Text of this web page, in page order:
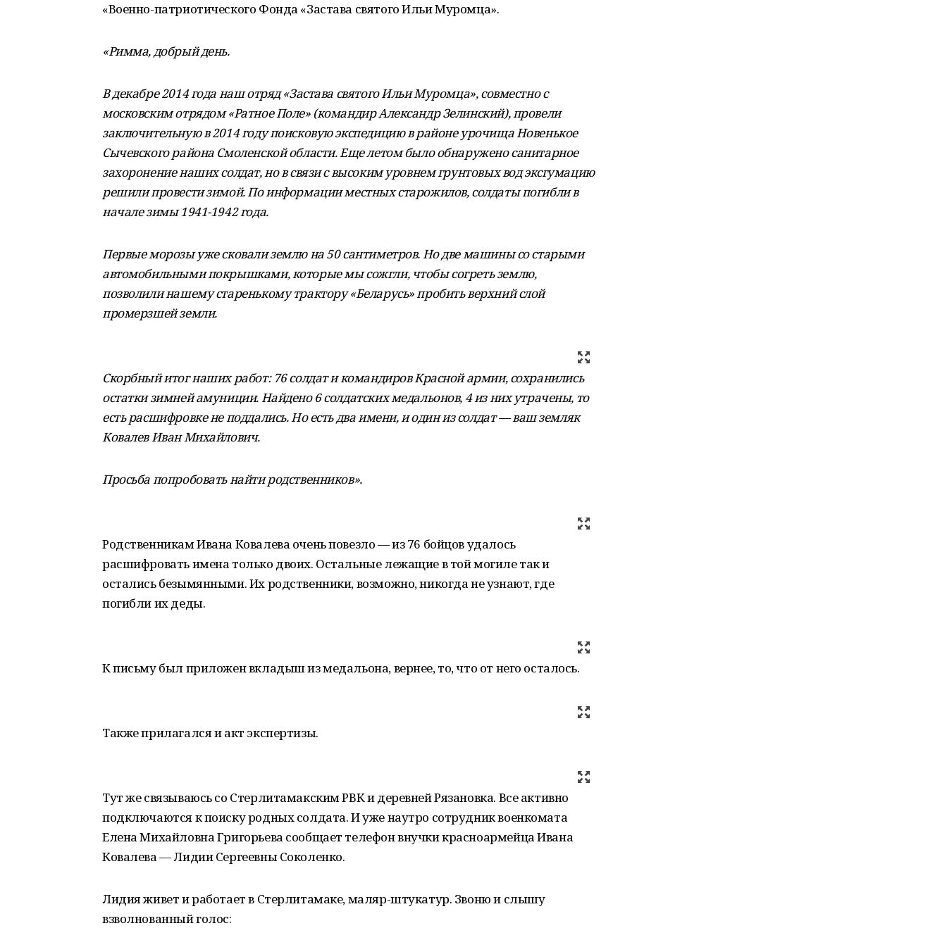
«Военно-патриотического Фонда «Застава святого Ильи Муромца».
«Римма, добрый день.
В декабре 2014 года наш отряд «Застава святого Ильи Муромца», совместно с
московским отрядом «Ратное Поле» (командир Александр Зелинский), провели
заключительную в 2014 году поисковую экспедицию в районе урочища Новенькое
Сычевского района Смоленской области. Еще летом было обнаружено санитарное
захоронение наших солдат, но в связи с высоким уровнем грунтовых вод эксгумацию
решили провести зимой. По информации местных старожилов, солдаты погибли в
начале зимы 1941-1942 года.
Первые морозы уже сковали землю на 50 сантиметров. Но две машины со старыми
автомобильными покрышками, которые мы сожгли, чтобы согреть землю,
позволили нашему старенькому трактору «Беларусь» пробить верхний слой
промерзшей земли.
Скорбный итог наших работ: 76 солдат и командиров Красной армии, сохранились
остатки зимней амуниции. Найдено 6 солдатских медальонов, 4 из них утрачены, то
есть расшифровке не поддались. Но есть два имени, и один из солдат — ваш земляк
Ковалев Иван Михайлович.
Просьба попробовать найти родственников».
Родственникам Ивана Ковалева очень повезло — из 76 бойцов удалось
расшифровать имена только двоих. Остальные лежащие в той могиле так и
остались безымянными. Их родственники, возможно, никогда не узнают, где
погибли их деды.
К письму был приложен вкладыш из медальона, вернее, то, что от него осталось.
Также прилагался и акт экспертизы.
Тут же связываюсь со Стерлитамакским РВК и деревней Рязановка. Все активно
подключаются к поиску родных солдата. И уже наутро сотрудник военкомата
Елена Михайловна Григорьева сообщает телефон внучки красноармейца Ивана
Ковалева — Лидии Сергеевны Соколенко.
Лидия живет и работает в Стерлитамаке, маляр-штукатур. Звоню и слышу
взволнованный голос: